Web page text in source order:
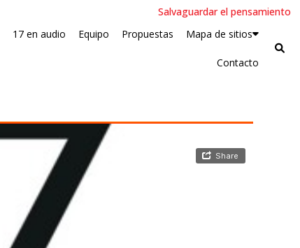
Salvaguardar el pensamiento
17 en audio Equipo Propuestas Mapa de sitios
Contacto